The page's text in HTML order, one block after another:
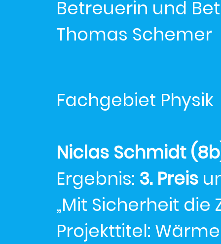
Betreuerin und
Thomas Schemer
Fachgebiet Physik
Niclas Schmidt
Ergebnis: 3. Preis
„Mit Sicherheit
Projekttitel: